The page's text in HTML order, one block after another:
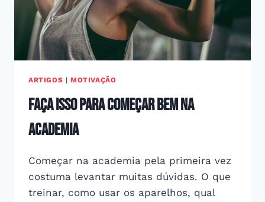
ARTIGOS | MOTIVAÇÃO
faça isso para começar bem na
academia
Começar na academia pela primeira vez
costuma levantar muitas dúvidas. O que
treinar, como usar os aparelhos, qual